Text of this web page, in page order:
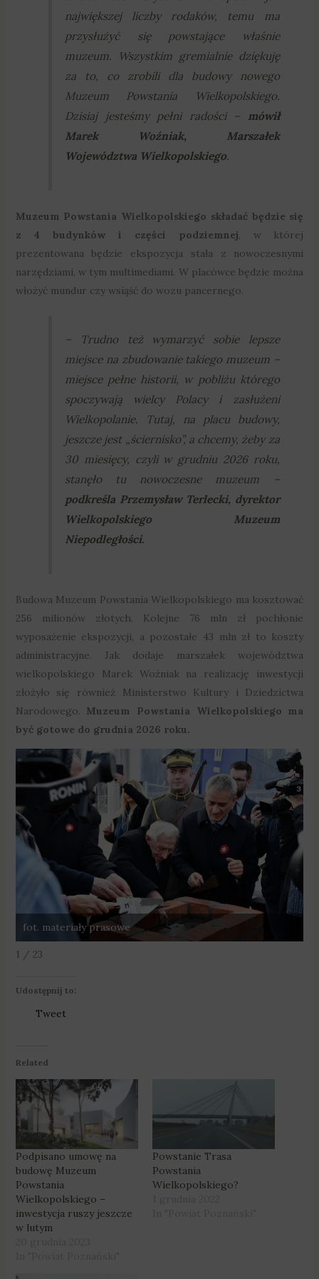
największej liczby rodaków, temu ma
przysłużyć się powstające właśnie
muzeum. Wszystkim gremialnie dziękuję
za to, co zrobili dla budowy nowego
Muzeum Powstania Wielkopolskiego.
Dzisiaj jesteśmy pełni radości – mówił
Marek Woźniak, Marszałek
Województwa Wielkopolskiego.
Muzeum Powstania Wielkopolskiego składać będzie się
z 4 budynków i części podziemnej, w której
prezentowana będzie ekspozycja stała z nowoczesnymi
narzędziami, w tym multimediami. W placówce będzie można
włożyć mundur czy wsiąść do wozu pancernego.
–
Trudno też wymarzyć sobie lepsze
miejsce na zbudowanie takiego muzeum –
miejsce pełne historii, w pobliżu którego
spoczywają wielcy Polacy i zasłużeni
Wielkopolanie. Tutaj, na placu budowy,
jeszcze jest „ściernisko”, a chcemy, żeby za
30 miesięcy, czyli w grudniu 2026 roku,
stanęło tu nowoczesne muzeum –
podkreśla Przemysław Terlecki, dyrektor
Wielkopolskiego Muzeum
Niepodległości.
Budowa Muzeum Powstania Wielkopolskiego ma kosztować
256 milionów złotych. Kolejne 76 mln zł pochłonie
wyposażenie ekspozycji, a pozostałe 43 mln zł to koszty
administracyjne. Jak dodaje marszałek województwa
wielkopolskiego Marek Woźniak na realizację inwestycji
złożyło się również Ministerstwo Kultury i Dziedzictwa
Narodowego. Muzeum Powstania Wielkopolskiego ma
być gotowe do grudnia 2026 roku.
fot. materiały prasowe
1 / 23
Udostępnij to:
Tweet
Related
Podpisano umowę na
budowę Muzeum
Powstania
Wielkopolskiego –
inwestycja ruszy jeszcze
w lutym
Powstanie Trasa
Powstania
Wielkopolskiego?